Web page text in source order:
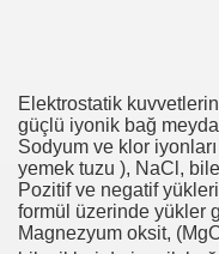
Elektrostatik
güçlü iyonik bağ
Sodyum ve klor
yemek tuzu ), NaCl,
Pozitif ve negatif
formül üzerinde yükler
Magnezyum oksit,